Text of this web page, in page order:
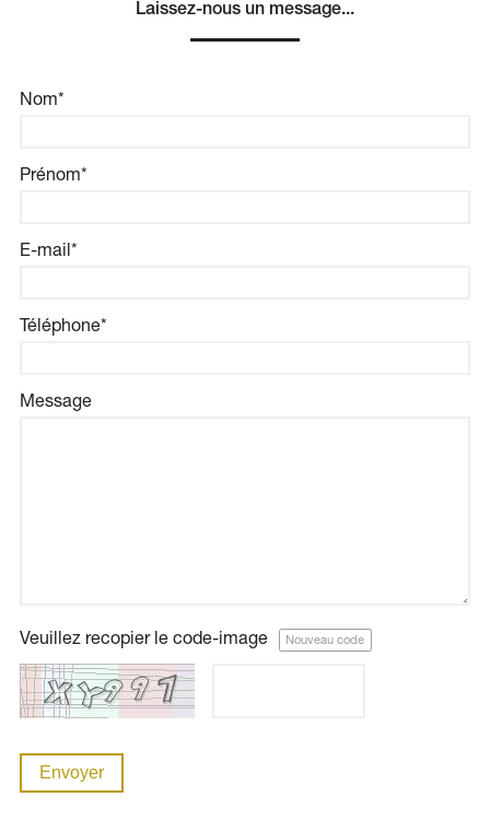
Laissez-nous un message...
Nom*
Prénom*
E-mail*
Téléphone*
Message
Veuillez recopier le code-image Nouveau code
Envoyer